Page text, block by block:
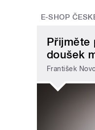
E-SHOP
Přijměte
doušek
František